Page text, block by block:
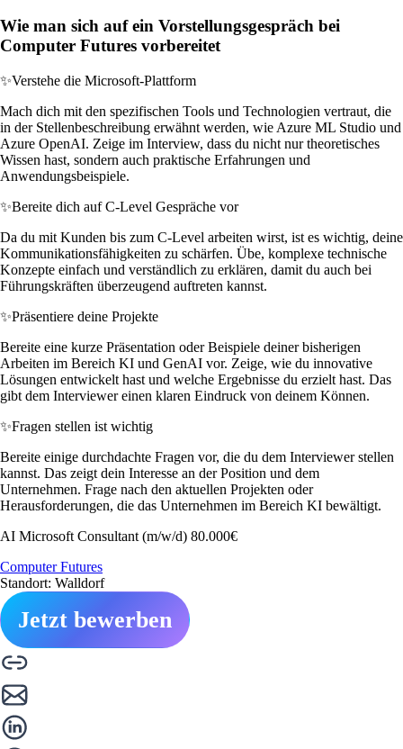
Wie man sich auf ein Vorstellungsgespräch bei
Computer Futures vorbereitet
✨Verstehe die Microsoft-Plattform
Mach dich mit den spezifischen Tools und Technologien vertraut, die
in der Stellenbeschreibung erwähnt werden, wie Azure ML Studio und
Azure OpenAI. Zeige im Interview, dass du nicht nur theoretisches
Wissen hast, sondern auch praktische Erfahrungen und
Anwendungsbeispiele.
✨Bereite dich auf C-Level Gespräche vor
Da du mit Kunden bis zum C-Level arbeiten wirst, ist es wichtig, deine
Kommunikationsfähigkeiten zu schärfen. Übe, komplexe technische
Konzepte einfach und verständlich zu erklären, damit du auch bei
Führungskräften überzeugend auftreten kannst.
✨Präsentiere deine Projekte
Bereite eine kurze Präsentation oder Beispiele deiner bisherigen
Arbeiten im Bereich KI und GenAI vor. Zeige, wie du innovative
Lösungen entwickelt hast und welche Ergebnisse du erzielt hast. Das
gibt dem Interviewer einen klaren Eindruck von deinem Können.
✨Fragen stellen ist wichtig
Bereite einige durchdachte Fragen vor, die du dem Interviewer stellen
kannst. Das zeigt dein Interesse an der Position und dem
Unternehmen. Frage nach den aktuellen Projekten oder
Herausforderungen, die das Unternehmen im Bereich KI bewältigt.
AI Microsoft Consultant (m/w/d) 80.000€
Computer Futures
Standort: Walldorf
Jetzt bewerben